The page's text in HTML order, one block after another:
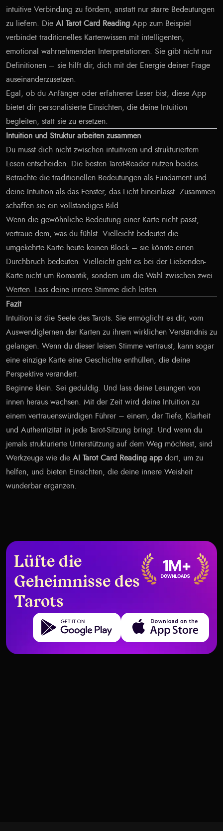
intuitive Verbindung zu fördern, anstatt nur starre Bedeutungen
zu liefern. Die AI Tarot Card Reading App zum Beispiel
verbindet traditionelles Kartenwissen mit intelligenten,
emotional wahrnehmenden Interpretationen. Sie gibt nicht nur
Definitionen – sie hilft dir, dich mit der Energie deiner Frage
auseinanderzusetzen.
Egal, ob du Anfänger oder erfahrener Leser bist, diese App
bietet dir personalisierte Einsichten, die deine Intuition
begleiten, statt sie zu ersetzen.
Intuition und Struktur arbeiten zusammen
Du musst dich nicht zwischen intuitivem und strukturiertem
Lesen entscheiden. Die besten Tarot-Reader nutzen beides.
Betrachte die traditionellen Bedeutungen als Fundament und
deine Intuition als das Fenster, das Licht hineinlässt. Zusammen
schaffen sie ein vollständiges Bild.
Wenn die gewöhnliche Bedeutung einer Karte nicht passt,
vertraue dem, was du fühlst. Vielleicht bedeutet die
umgekehrte Karte heute keinen Block – sie könnte einen
Durchbruch bedeuten. Vielleicht geht es bei der Liebenden-
Karte nicht um Romantik, sondern um die Wahl zwischen zwei
Werten. Lass deine innere Stimme dich leiten.
Fazit
Intuition ist die Seele des Tarots. Sie ermöglicht es dir, vom
Auswendiglernen der Karten zu ihrem wirklichen Verständnis zu
gelangen. Wenn du dieser leisen Stimme vertraust, kann sogar
eine einzige Karte eine Geschichte enthüllen, die deine
Perspektive verändert.
Beginne klein. Sei geduldig. Und lass deine Lesungen von
innen heraus wachsen. Mit der Zeit wird deine Intuition zu
einem vertrauenswürdigen Führer – einem, der Tiefe, Klarheit
und Authentizität in jede Tarot-Sitzung bringt. Und wenn du
jemals strukturierte Unterstützung auf dem Weg möchtest, sind
Werkzeuge wie die AI Tarot Card Reading appdort, um zu
helfen, und bieten Einsichten, die deine innere Weisheit
wunderbar ergänzen.
Lüfte die
Geheimnisse des
Tarots
Get it on Google Play Download on the App Store